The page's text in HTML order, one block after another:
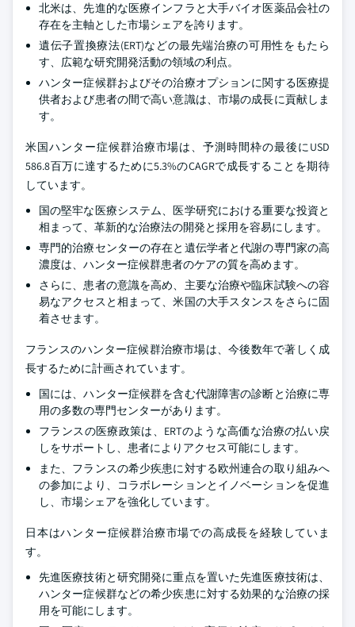
北米は、先進的な医療インフラと大手バイオ医薬品会社の
存在を主軸とした市場シェアを誇ります。
遺伝子置換療法(ERT)などの最先端治療の可用性をもたら
す、広範な研究開発活動の領域の利点。
ハンター症候群およびその治療オプションに関する医療提
供者および患者の間で高い意識は、市場の成長に貢献しま
す。
米国ハンター症候群治療市場は、予測時間枠の最後にUSD
586.8百万に達するために5.3%のCAGRで成長することを期待
しています。
国の堅牢な医療システム、医学研究における重要な投資と
相まって、革新的な治療法の開発と採用を容易にします。
専門的治療センターの存在と遺伝学者と代謝の専門家の高
濃度は、ハンター症候群患者のケアの質を高めます。
さらに、患者の意識を高め、主要な治療や臨床試験への容
易なアクセスと相まって、米国の大手スタンスをさらに固
着させます。
フランスのハンター症候群治療市場は、今後数年で著しく成
長するために計画されています。
国には、ハンター症候群を含む代謝障害の診断と治療に専
用の多数の専門センターがあります。
フランスの医療政策は、ERTのような高価な治療の払い戻
しをサポートし、患者によりアクセス可能にします。
また、フランスの希少疾患に対する欧州連合の取り組みへ
の参加により、コラボレーションとイノベーションを促進
し、市場シェアを強化しています。
日本はハンター症候群治療市場での高成長を経験していま
す。
先進医療技術と研究開発に重点を置いた先進医療技術は、
ハンター症候群などの希少疾患に対する効果的な治療の採
用を可能にします。